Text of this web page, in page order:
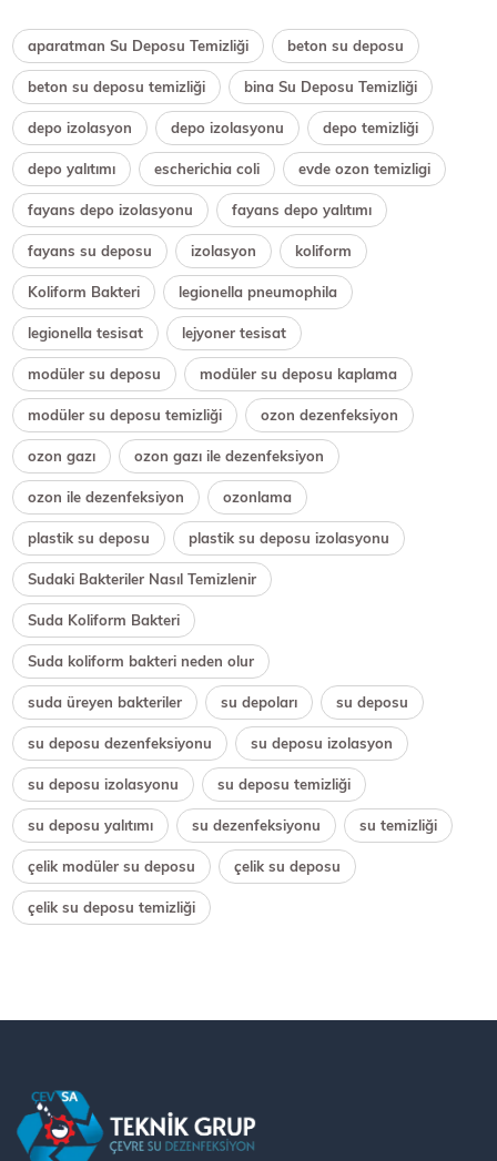
aparatman Su Deposu Temizliği beton su deposu
beton su deposu temizliği bina Su Deposu Temizliği
depo izolasyon depo izolasyonu depo temizliği
depo yalıtımı escherichia coli evde ozon temizligi
fayans depo izolasyonu fayans depo yalıtımı
fayans su deposu izolasyon koliform
Koliform Bakteri legionella pneumophila
legionella tesisat lejyoner tesisat
modüler su deposu modüler su deposu kaplama
modüler su deposu temizliği ozon dezenfeksiyon
ozon gazı ozon gazı ile dezenfeksiyon
ozon ile dezenfeksiyon ozonlama
plastik su deposu plastik su deposu izolasyonu
Sudaki Bakteriler Nasıl Temizlenir
Suda Koliform Bakteri
Suda koliform bakteri neden olur
suda üreyen bakteriler su depoları su deposu
su deposu dezenfeksiyonu su deposu izolasyon
su deposu izolasyonu su deposu temizliği
su deposu yalıtımı su dezenfeksiyonu su temizliği
çelik modüler su deposu çelik su deposu
çelik su deposu temizliği